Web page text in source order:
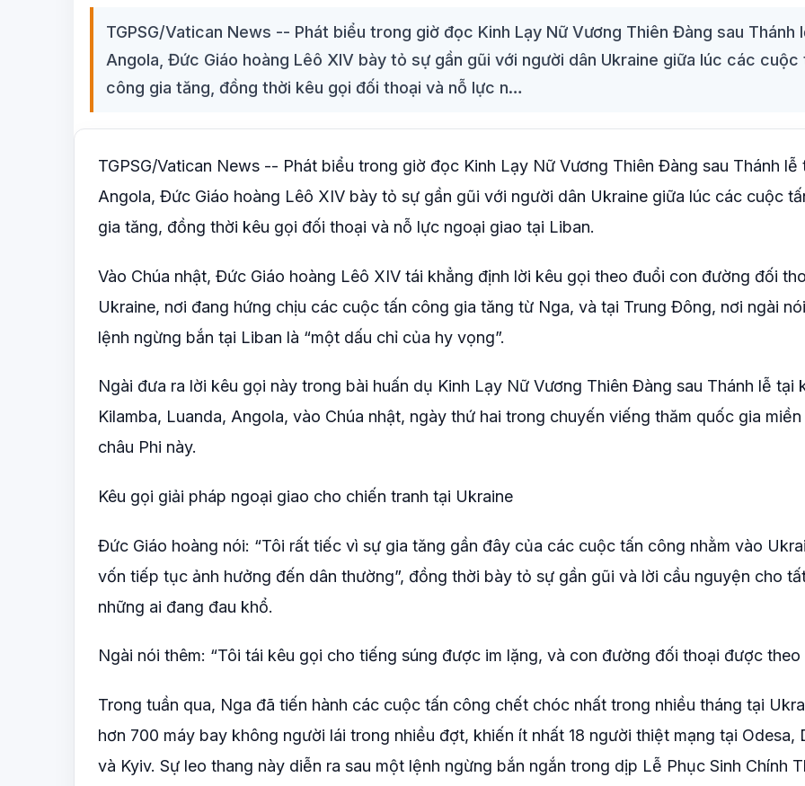
TGPSG/Vatican News -- Phát biểu trong giờ đọc Kinh Lạy Nữ Vương Thiên Đàng sau Thánh
Angola, Đức Giáo hoàng Lêô XIV bày tỏ sự gần gũi với người dân Ukraine giữa lúc các cuộc
công gia tăng, đồng thời kêu gọi đối thoại và nỗ lực n…
TGPSG/Vatican News -- Phát biểu trong giờ đọc Kinh Lạy Nữ Vương Thiên Đàng sau Thánh lễ
Angola, Đức Giáo hoàng Lêô XIV bày tỏ sự gần gũi với người dân Ukraine giữa lúc các cuộc
gia tăng, đồng thời kêu gọi đối thoại và nỗ lực ngoại giao tại Liban.
Vào Chúa nhật, Đức Giáo hoàng Lêô XIV tái khẳng định lời kêu gọi theo đuổi con đường đối
Ukraine, nơi đang hứng chịu các cuộc tấn công gia tăng từ Nga, và tại Trung Đông, nơi ngài
lệnh ngừng bắn tại Liban là “một dấu chỉ của hy vọng”.
Ngài đưa ra lời kêu gọi này trong bài huấn dụ Kinh Lạy Nữ Vương Thiên Đàng sau Thánh lễ tại
Kilamba, Luanda, Angola, vào Chúa nhật, ngày thứ hai trong chuyến viếng thăm quốc gia miền
châu Phi này.
Kêu gọi giải pháp ngoại giao cho chiến tranh tại Ukraine
Đức Giáo hoàng nói: “Tôi rất tiếc vì sự gia tăng gần đây của các cuộc tấn công nhằm vào
vốn tiếp tục ảnh hưởng đến dân thường”, đồng thời bày tỏ sự gần gũi và lời cầu nguyện cho
những ai đang đau khổ.
Ngài nói thêm: “Tôi tái kêu gọi cho tiếng súng được im lặng, và con đường đối thoại được theo
Trong tuần qua, Nga đã tiến hành các cuộc tấn công chết chóc nhất trong nhiều tháng tại
hơn 700 máy bay không người lái trong nhiều đợt, khiến ít nhất 18 người thiệt mạng tại Odesa,
và Kyiv. Sự leo thang này diễn ra sau một lệnh ngừng bắn ngắn trong dịp Lễ Phục Sinh Chính